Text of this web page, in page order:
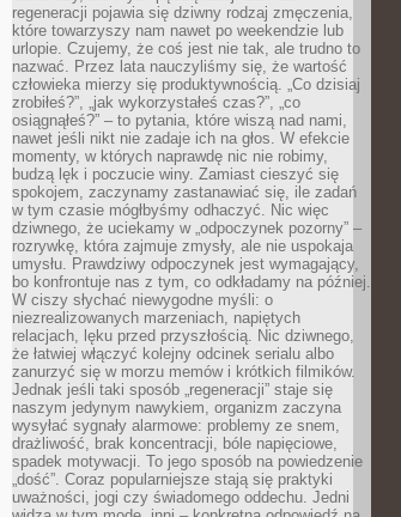
regeneracji pojawia się dziwny rodzaj zmęczenia,
które towarzyszy nam nawet po weekendzie lub
urlopie. Czujemy, że coś jest nie tak, ale trudno to
nazwać. Przez lata nauczyliśmy się, że wartość
człowieka mierzy się produktywnością. „Co dzisiaj
zrobiłeś?”, „jak wykorzystałeś czas?”, „co
osiągnąłeś?” – to pytania, które wiszą nad nami,
nawet jeśli nikt nie zadaje ich na głos. W efekcie
momenty, w których naprawdę nic nie robimy,
budzą lęk i poczucie winy. Zamiast cieszyć się
spokojem, zaczynamy zastanawiać się, ile zadań
w tym czasie mógłbyśmy odhaczyć. Nic więc
dziwnego, że uciekamy w „odpoczynek pozorny” –
rozrywkę, która zajmuje zmysły, ale nie uspokaja
umysłu. Prawdziwy odpoczynek jest wymagający,
bo konfrontuje nas z tym, co odkładamy na później.
W ciszy słychać niewygodne myśli: o
niezrealizowanych marzeniach, napiętych
relacjach, lęku przed przyszłością. Nic dziwnego,
że łatwiej włączyć kolejny odcinek serialu albo
zanurzyć się w morzu memów i krótkich filmików.
Jednak jeśli taki sposób „regeneracji” staje się
naszym jedynym nawykiem, organizm zaczyna
wysyłać sygnały alarmowe: problemy ze snem,
drażliwość, brak koncentracji, bóle napięciowe,
spadek motywacji. To jego sposób na powiedzenie
„dość”. Coraz popularniejsze stają się praktyki
uważności, jogi czy świadomego oddechu. Jedni